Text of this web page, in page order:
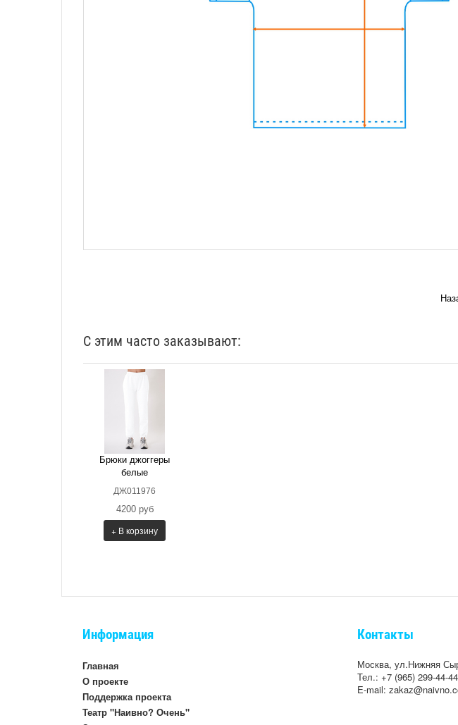
С этим часто заказывают:
Брюки джоггеры
белые
ДЖ011976
4200 руб
+ В корзину
Информация
Главная
О проекте
Поддержка проекта
Театр "Наивно? Очень"
Контакты
Москва, ул.Нижняя
Тел.: +7 (965) 299-44-44
E-mail: